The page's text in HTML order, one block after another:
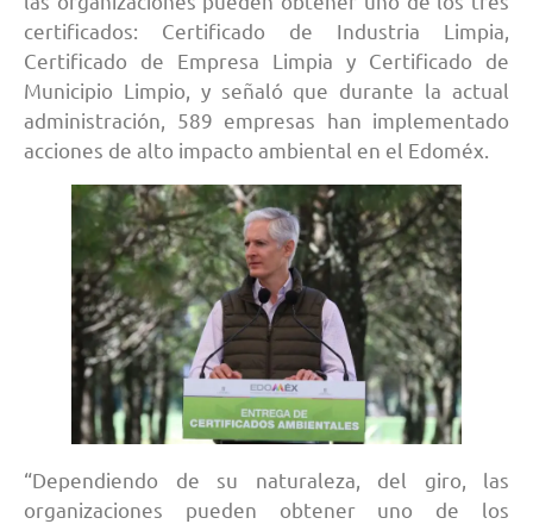
certificados: Certificado de Industria Limpia,
Certificado de Empresa Limpia y Certificado de
Municipio Limpio, y señaló que durante la actual
administración, 589 empresas han implementado
acciones de alto impacto ambiental en el Edoméx.
“Dependiendo de su naturaleza, del giro, las
organizaciones pueden obtener uno de los